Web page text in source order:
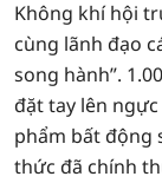
Không khí hội
cùng lãnh đạo
song hành”.
đặt tay lên
phẩm bất động
thức đã chính